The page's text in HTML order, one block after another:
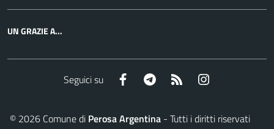
UN GRAZIE A...
Seguici su Facebook Telegram RSS
© 2026Comune di Perosa Argentina- Tutti i diritti riservati